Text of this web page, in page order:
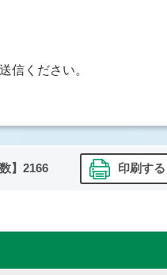
信ください。
】 2166 印刷する